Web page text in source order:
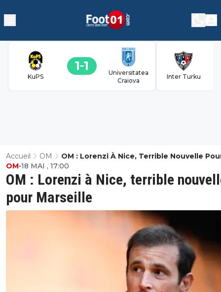
KuPS
1 1
Universitatea
Craiova
Inter Turku
Accueil OM
OM : Lorenzi À Nice, Terrible Nouvelle
Marseille
OM : Lorenzi à Nice, terrible
pour Marseille
OM•18 MAI , 17:00